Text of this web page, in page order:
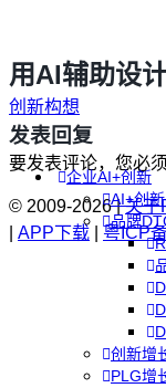
企业AI+创新
AI+创
品牌
创新增
PLG增
用AI辅助设
创新构想
发表回复
要发表评论，您必
© 2009-2026 |关于
APP下载 粤ICP